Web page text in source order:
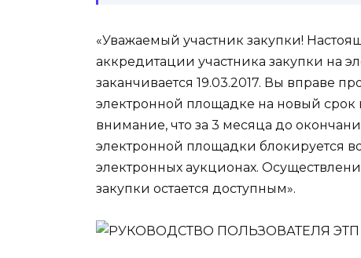
«Уважаемый участник закупки!
аккредитации участника закупки на
заканчивается 19.03.2017. Вы вправе
электронной площадке на новый
внимание, что за 3 месяца до
электронной площадки блокируется
электронных аукционах.
закупки остается доступным».